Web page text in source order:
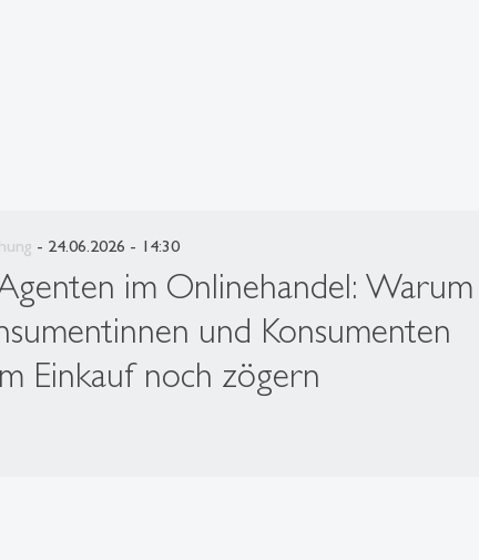
- 24.06.2026 - 14:30
im Onlinehandel: Warum
und Konsumenten
Einkauf noch zögern